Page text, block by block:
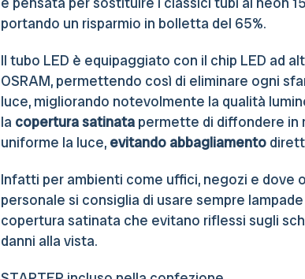
portando un risparmio in bolletta del 65%.
Il tubo LED è equipaggiato con il chip LED ad
OSRAM, permettendo così di eliminare ogni
luce, migliorando notevolmente la qualità
la copertura satinata permette di diffondere in
uniforme la luce, evitando abbagliamento
Infatti per ambienti come uffici, negozi e dove
personale si consiglia di usare sempre
copertura satinata che evitano riflessi sugli
danni alla vista.